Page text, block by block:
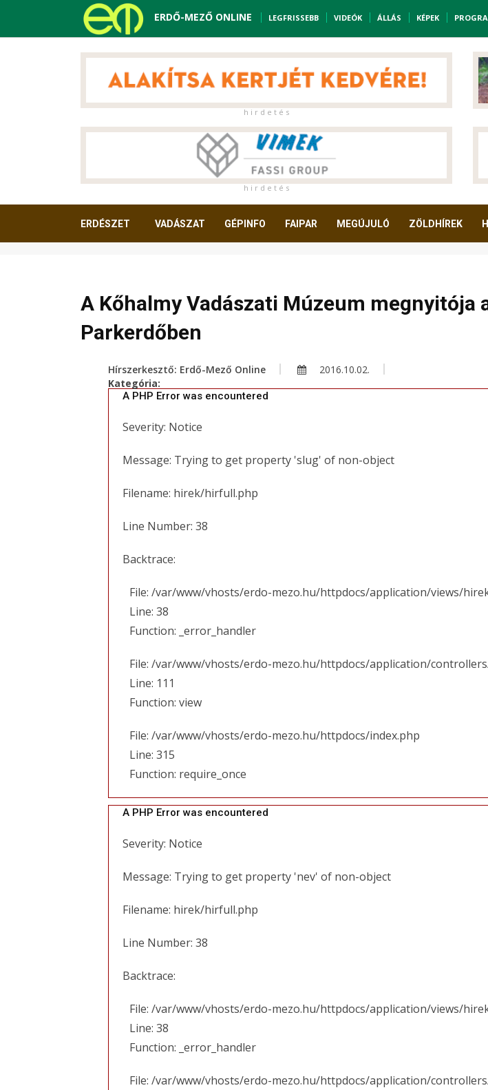
ERDŐ-MEZŐ ONLINE LEGFRISSEBB VIDEÓK ÁLLÁS KÉPEK
h i r d e t é s
h i r d e t é s
ERDÉSZET VADÁSZAT GÉPINFO FAIPAR MEGÚJULÓ ZÖLDHÍREK
A Kőhalmy Vadászati Múzeum megnyitója
Parkerdőben
Hírszerkesztő: Erdő-Mező Online
2016.10.02.
Kategória:
A PHP Error was encountered
Severity: Notice
Message: Trying to get property 'slug' of non-object
Filename: hirek/hirfull.php
Line Number: 38
Backtrace:
File: /var/www/vhosts/erdo-mezo.hu/httpdocs/application/views/
Line: 38
Function: _error_handler
File: /var/www/vhosts/erdo-mezo.hu/httpdocs/application/
Line: 111
Function: view
File: /var/www/vhosts/erdo-mezo.hu/httpdocs/index.php
Line: 315
Function: require_once
A PHP Error was encountered
Severity: Notice
Message: Trying to get property 'nev' of non-object
Filename: hirek/hirfull.php
Line Number: 38
Backtrace:
File: /var/www/vhosts/erdo-mezo.hu/httpdocs/application/views/
Line: 38
Function: _error_handler
File: /var/www/vhosts/erdo-mezo.hu/httpdocs/application/